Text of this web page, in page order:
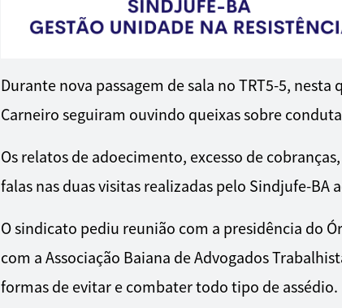
Durante nova passagem de sala no TRT5-5,
Carneiro seguiram ouvindo queixas sobre
Os relatos de adoecimento, excesso de
falas nas duas visitas realizadas pelo Sindjufe-BA
O sindicato pediu reunião com a presidência do
com a Associação Baiana de Advogados
formas de evitar e combater todo tipo de assédio.